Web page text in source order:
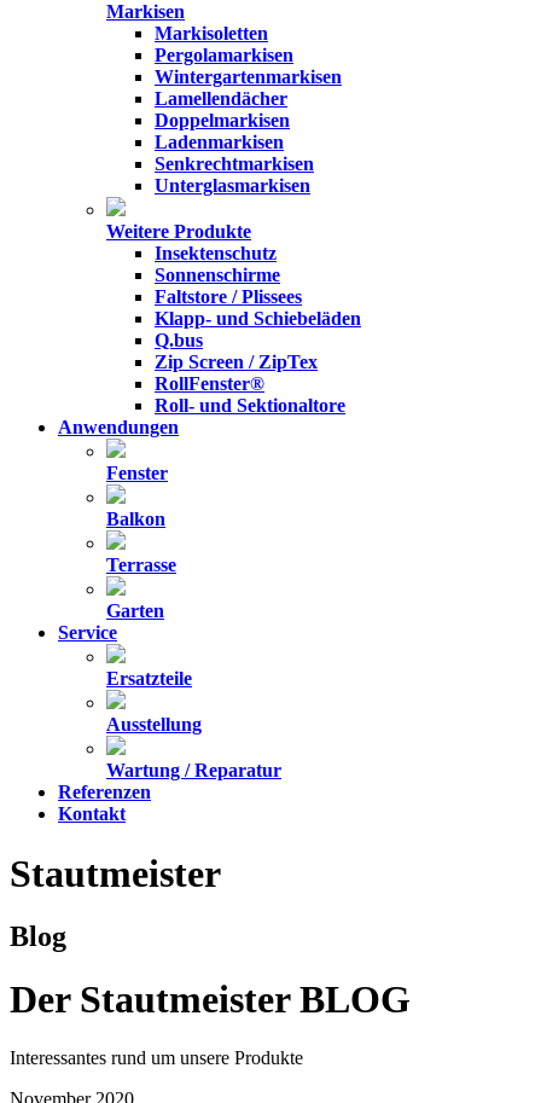
Markisen
Markisoletten
Pergolamarkisen
Wintergartenmarkisen
Lamellendächer
Doppelmarkisen
Ladenmarkisen
Senkrechtmarkisen
Unterglasmarkisen
Weitere Produkte
Insektenschutz
Sonnenschirme
Faltstore / Plissees
Klapp- und Schiebeläden
Q.bus
Zip Screen / ZipTex
RollFenster®
Roll- und Sektionaltore
Anwendungen
Fenster
Balkon
Terrasse
Garten
Service
Ersatzteile
Ausstellung
Wartung / Reparatur
Referenzen
Kontakt
Stautmeister
Blog
Der Stautmeister BLOG
Interessantes rund um unsere Produkte